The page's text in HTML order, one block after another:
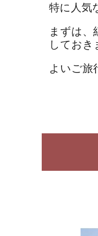
特に人気
まずは、
しておき
よいご旅